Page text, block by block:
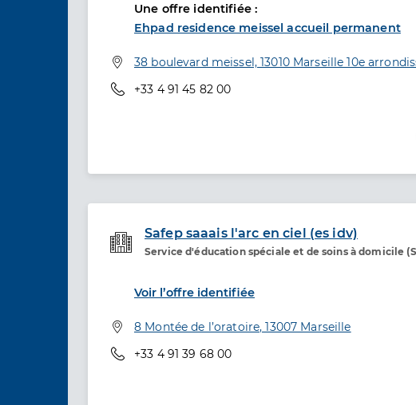
Une offre identifiée :
Ehpad residence meissel accueil permanent
Adresse
38 boulevard meissel, 13010 Marseille 10e
Téléphone
+33 4 91 45 82 00
Safep saaais l'arc en ciel (es idv)
Service d'éducation spéciale et de soins à domicile
Etablissement de soins
Voir l’offre identifiée
Adresse
8 Montée de l’oratoire, 13007 Marseille
Téléphone
+33 4 91 39 68 00